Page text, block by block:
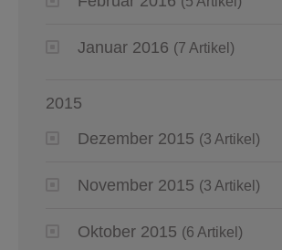
Januar 2016 (7 Artikel)
2015
Dezember 2015 (3 Artikel)
November 2015 (3 Artikel)
Oktober 2015 (6 Artikel)